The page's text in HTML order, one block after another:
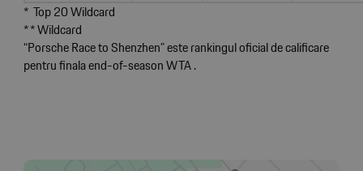
* Top 20 Wildcard
* * Wildcard
“Porsche Race to Shenzhen” este rankingul oficial de calificare
pentru finala end-of-season WTA .